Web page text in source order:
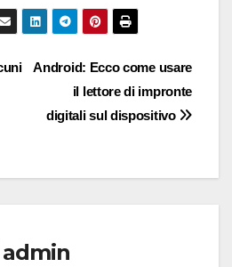
Android: Ecco come usare
il lettore di impronte
digitali sul dispositivo
admin